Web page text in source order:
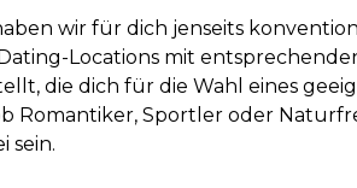
wir für dich jenseits
Locations mit
die dich für die Wahl eines
Romantiker, Sportler oder
sein.